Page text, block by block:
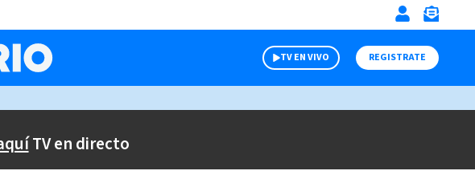
TV EN VIVO REGISTRATE
TV en directo